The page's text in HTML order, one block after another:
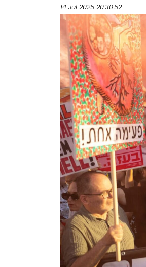
14 Jul 2025 20:30:52